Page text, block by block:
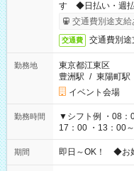
す ◆日払い・週払
も異なります
交通費別途支給
交通費 交通費別
勤務地
東京都江東区
豊洲駅 / 東陽町駅
イベント会場
勤務時間
▼シフト例 ・08：
17：00 ・13：00～22：
仕事により勤務時
期間 即日～OK！ ◆お